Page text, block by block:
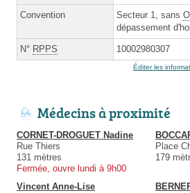
Convention Secteur 1, sans
dépassement
N° RPPS 10002980307
Éditer les
Médecins à proximité
CORNET-DROGUET Nadine
Rue Thiers
131 mètres
Fermée, ouvre lundi à 9h00
Place
179
Vincent Anne-Lise